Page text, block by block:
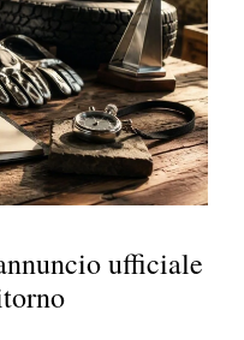
ufficiale